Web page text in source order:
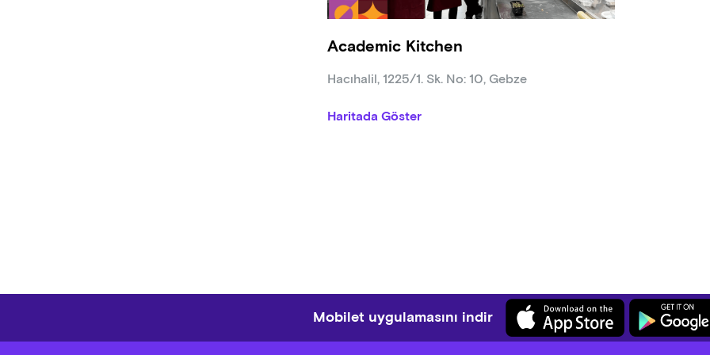
Tiramisu (sabayon stabilitesi), panna cotta (jelatin oranı), gelato
Academic Kitchen
Hacıhalil, 1225/1. Sk. No: 10, Gebze
Haritada Göster
Mobilet uygulamasını indir